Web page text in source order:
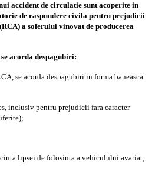
accident de circulatie sunt acoperite in
de raspundere civila pentru prejudicii
(RCA) a soferului vinovat de producerea
acorda despagubiri:
se acorda despagubiri in forma baneasca
inclusiv pentru prejudicii fara caracter
lipsei de folosinta a vehiculului avariat;